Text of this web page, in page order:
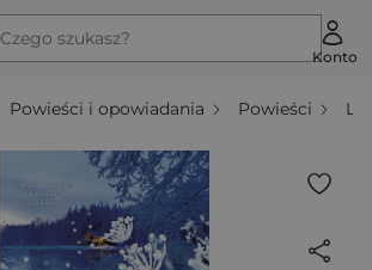
Czego szukasz?
Konto
Powieści i opowiadania Powieści